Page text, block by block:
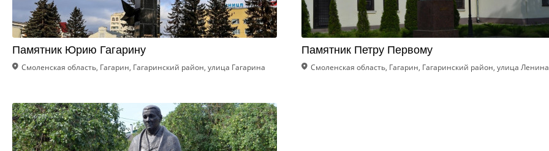
Памятник Юрию Гагарину
Смоленская область, Гагарин, Гагаринский район, улица Гагарина
Памятник Петру Первому
Смоленская область, Гагарин, Гагаринский район, улица